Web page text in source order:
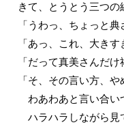
きて、とうとう三つの
「うわっ、ちょっと典
「あっ、これ、大きす
「だって真美さんだ
「そ、その言い方、
わあわあと言い合い
ハラハラしながら見